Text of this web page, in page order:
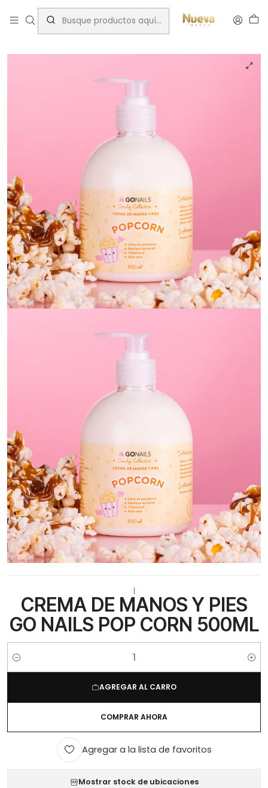
Inicio Insumos Manicure Crema de Manos y Pies
CREMA DE MANOS Y PIES GO NAILS POP CORN 500ML
CREMA DE MANOS Y PIES
GO NAILS POP CORN 500ML
Cantidad
AGREGAR AL CARRO
COMPRAR AHORA
Agregar a la lista de favoritos
Mostrar stock de ubicaciones